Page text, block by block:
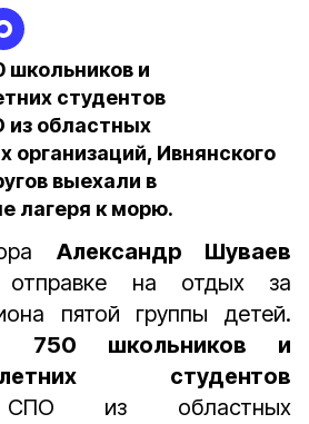
школьников и
студентов
областных
организаций, Ивнянского
выехали в
лагеря к морю.
Александр Шуваев
отправке на отдых за
пятой группы детей.
750 школьников и
студентов
СПО из областных